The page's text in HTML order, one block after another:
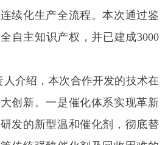
续化生产全流程。本次通过鉴
自主知识产权，并已建成3000
人介绍，本次合作开发的技术在
创新。一是催化体系实现革新
发的新型温和催化剂，彻底替